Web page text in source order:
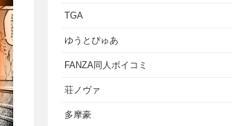
TGA
ゆうとぴゅあ
FANZA同人ボイコミ
荘ノヴァ
多摩豪